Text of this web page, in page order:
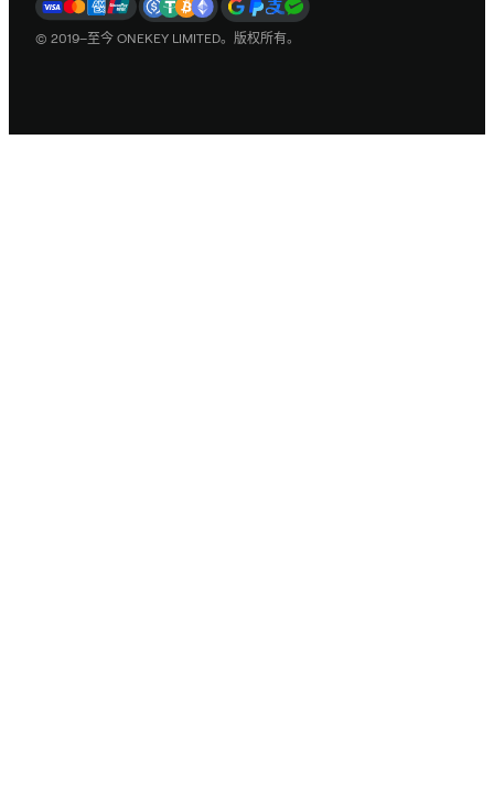
© 2019–至今 ONEKEY LIMITED。版权所有。